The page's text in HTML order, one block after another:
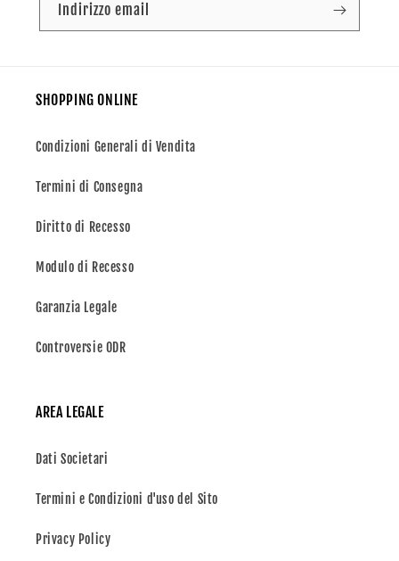
Indirizzo email
SHOPPING ONLINE
Condizioni Generali di Vendita
Termini di Consegna
Diritto di Recesso
Modulo di Recesso
Garanzia Legale
Controversie ODR
AREA LEGALE
Dati Societari
Termini e Condizioni d'uso del Sito
Privacy Policy